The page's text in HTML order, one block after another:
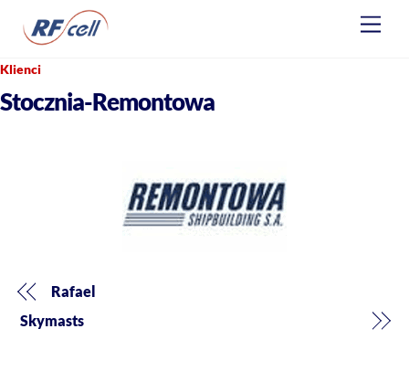
Klienci
Stocznia-Remontowa
Rafael
Skymasts